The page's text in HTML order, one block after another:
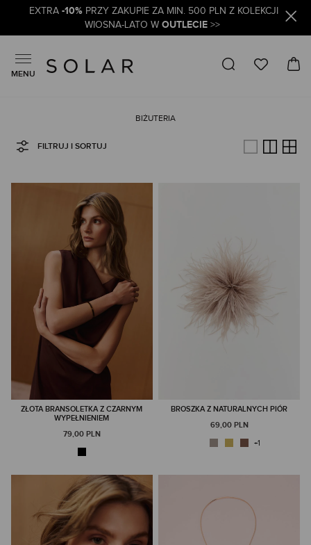
EXTRA -10% PRZY ZAKUPIE ZA MIN. 500 PLN Z KOLEKCJI
WIOSNA-LATO W OUTLECIE>>
MENU
BIŻUTERIA
FILTRUJ I SORTUJ
ZŁOTA BRANSOLETKA Z CZARNYM
WYPEŁNIENIEM
79,00 PLN
BROSZKA Z NATURALNYCH PIÓR
69,00 PLN